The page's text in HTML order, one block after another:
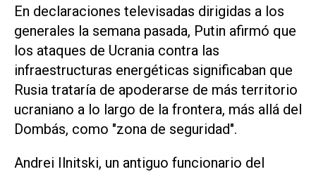
En ⁠declaraciones televisadas dirigidas a los
generales la semana pasada, Putin afirmó que
los ataques de Ucrania contra las
infraestructuras energéticas significaban que
Rusia trataría de apoderarse de más territorio
ucraniano a lo largo de la frontera, más ​allá del
Dombás, como "zona de seguridad".
Andrei Ilnitski, un antiguo funcionario del